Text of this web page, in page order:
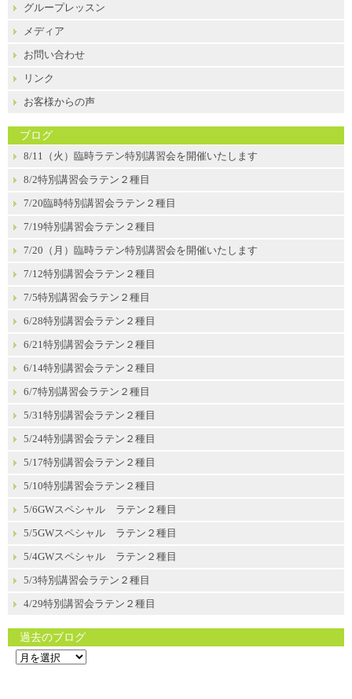
グループレッスン
メディア
お問い合わせ
リンク
お客様からの声
ブログ
8/11（火）臨時ラテン特別講習会を開催いたします
8/2特別講習会ラテン２種目
7/20臨時特別講習会ラテン２種目
7/19特別講習会ラテン２種目
7/20（月）臨時ラテン特別講習会を開催いたします
7/12特別講習会ラテン２種目
7/5特別講習会ラテン２種目
6/28特別講習会ラテン２種目
6/21特別講習会ラテン２種目
6/14特別講習会ラテン２種目
6/7特別講習会ラテン２種目
5/31特別講習会ラテン２種目
5/24特別講習会ラテン２種目
5/17特別講習会ラテン２種目
5/10特別講習会ラテン２種目
5/6GWスペシャル ラテン２種目
5/5GWスペシャル ラテン２種目
5/4GWスペシャル ラテン２種目
5/3特別講習会ラテン２種目
4/29特別講習会ラテン２種目
過去のブログ
過
去